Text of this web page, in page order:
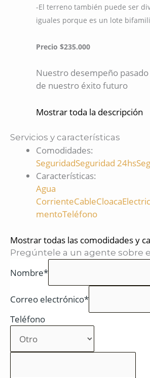
-El terreno también puede ser
iguales porque es un lote
Precio $235.000
Nuestro desempeño
de nuestro éxito futuro
Mostrar toda la descripción
Servicios y características
Comodidades:
SeguridadSeguridad 24hs
Características:
Agua
CorrienteCableCloaca
mentoTeléfono
Mostrar todas las comodidades y
Pregúntele a un agente sobre
Nombre*
Correo electrónico*
Teléfono